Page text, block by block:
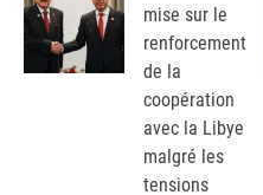
mise sur le
renforcement
de la
coopération
avec la Libye
malgré les
tensions